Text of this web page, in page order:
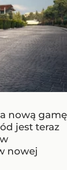
nową gamę
jest teraz
nowej